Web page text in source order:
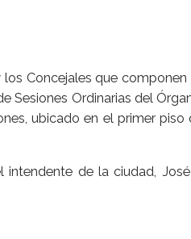
Concejales que
Sesiones Ordinarias del
ubicado en el primer
de la ciudad,